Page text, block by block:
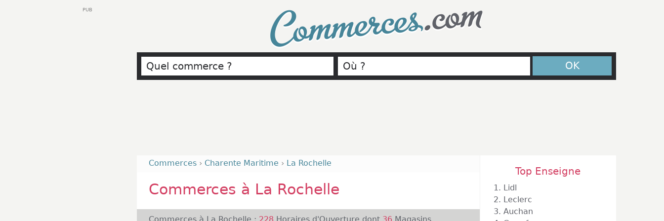
Commerces.com
OK
Commerces › Charente Maritime › La Rochelle
Commerces à La Rochelle
Top Enseigne
1. Lidl
2. Leclerc
3. Auchan
PUB